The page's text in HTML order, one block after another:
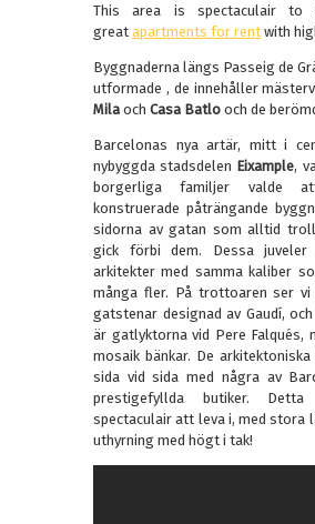
This area is spectaculair to
great apartments for rent with
Byggnaderna längs Passeig de
utformade , de innehåller
Mila och Casa Batlo och de
Barcelonas nya artär, mitt i
nybyggda stadsdelen Eixample,
borgerliga familjer valde
konstruerade påträngande
sidorna av gatan som alltid
gick förbi dem. Dessa juveler
arkitekter med samma kaliber
många fler. På trottoaren ser vi
gatstenar designad av Gaudí,
är gatlyktorna vid Pere Falqués,
mosaik bänkar. De
sida vid sida med några av
prestigefyllda butiker.
spectaculair att leva i, med stora
uthyrning med högt i tak!